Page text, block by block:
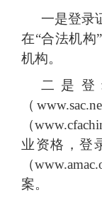
一是登录
在“合法机构
机构。
二是
（
（
业资格，登
（
案。